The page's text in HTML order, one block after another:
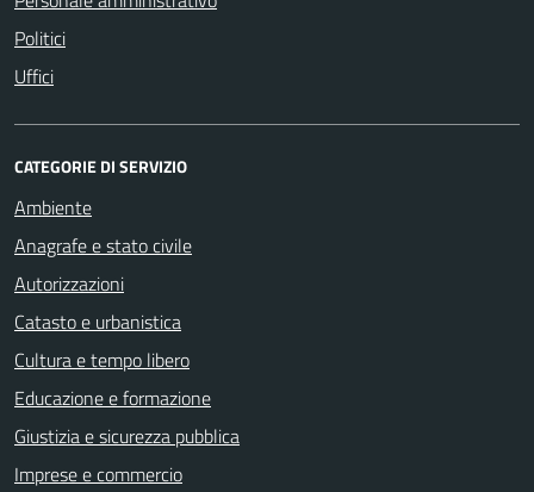
Politici
Uffici
CATEGORIE DI SERVIZIO
Ambiente
Anagrafe e stato civile
Autorizzazioni
Catasto e urbanistica
Cultura e tempo libero
Educazione e formazione
Giustizia e sicurezza pubblica
Imprese e commercio